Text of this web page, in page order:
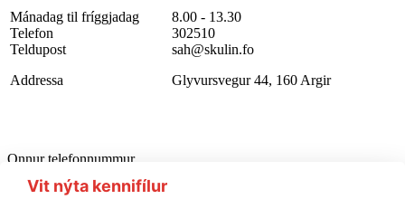
Mánadag til fríggjadag
Telefon
Teldupost
Addressa
8.00 - 13.30
302510
sah@skulin.fo
Glyvursvegur 44, 160 Argir
Onnur telefonnummur
Starvsfólkarúm
Førleikastovan
302510
222445
Vit nýta kennifílur